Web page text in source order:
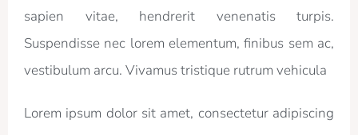
sapien vitae, hendrerit venenatis turpis.
Suspendisse nec lorem elementum, finibus sem ac,
vestibulum arcu. Vivamus tristique rutrum vehicula
Lorem ipsum dolor sit amet, consectetur adipiscing